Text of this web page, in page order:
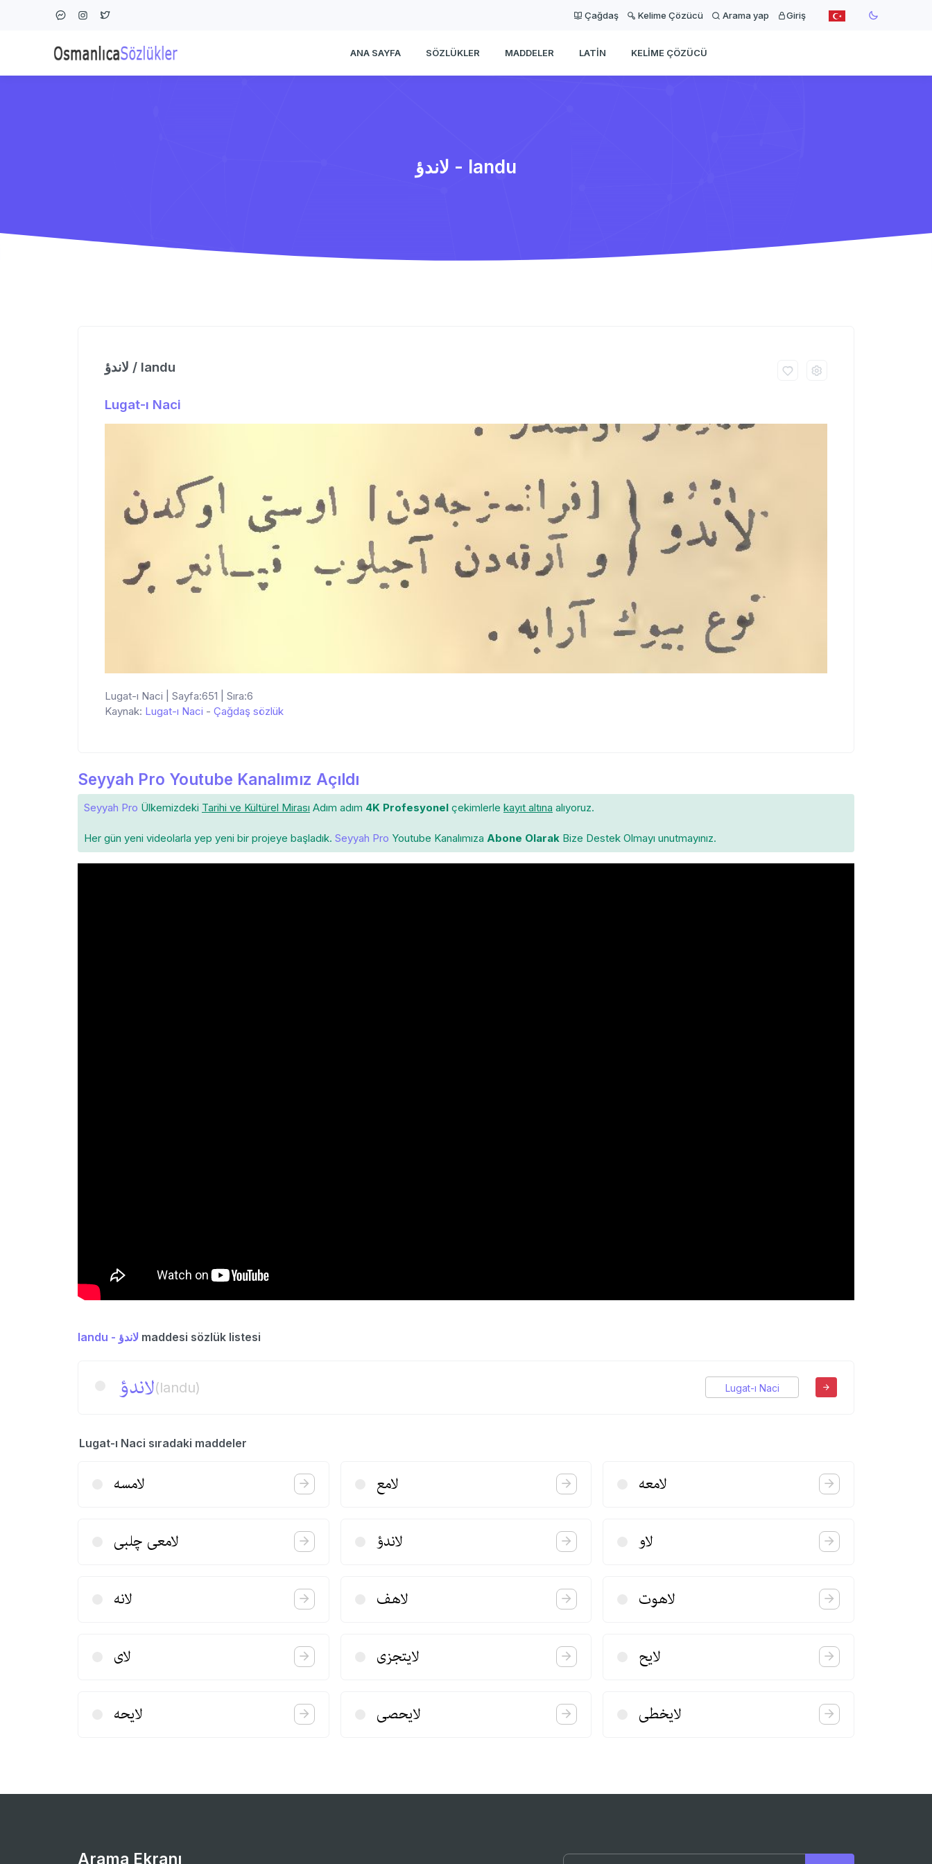
Çağdaş Kelime Çözücü Arama yap Giriş
ANA SAYFA SÖZLÜKLER MADDELER LATIN KELIME ÇÖZÜCÜ
لاندؤ - landu
لاندؤ / landu
Lugat-ı Naci
Lugat-ı Naci | Sayfa:651 | Sıra:6
Kaynak: Lugat-ı Naci - Çağdaş sözlük
Seyyah Pro Youtube Kanalımız Açıldı
Seyyah Pro Ülkemizdeki Tarihi ve Kültürel Mirası Adım adım 4K Profesyonel çekimlerle kayıt altına alıyoruz.
Her gün yeni videolarla yep yeni bir projeye başladık. Seyyah Pro Youtube Kanalımıza Abone Olarak Bize Destek Olmayı unutmayınız.
landu - لاندؤ maddesi sözlük listesi
لاندؤ(landu) Lugat-ı Naci
Lugat-ı Naci sıradaki maddeler
لامسه لامع لامعه
لامعی چلبی لاندؤ لاو
لانه لاهف لاهوت
لای لایتجزی لایح
لایحه لایحصی لایخطی
Arama Ekranı